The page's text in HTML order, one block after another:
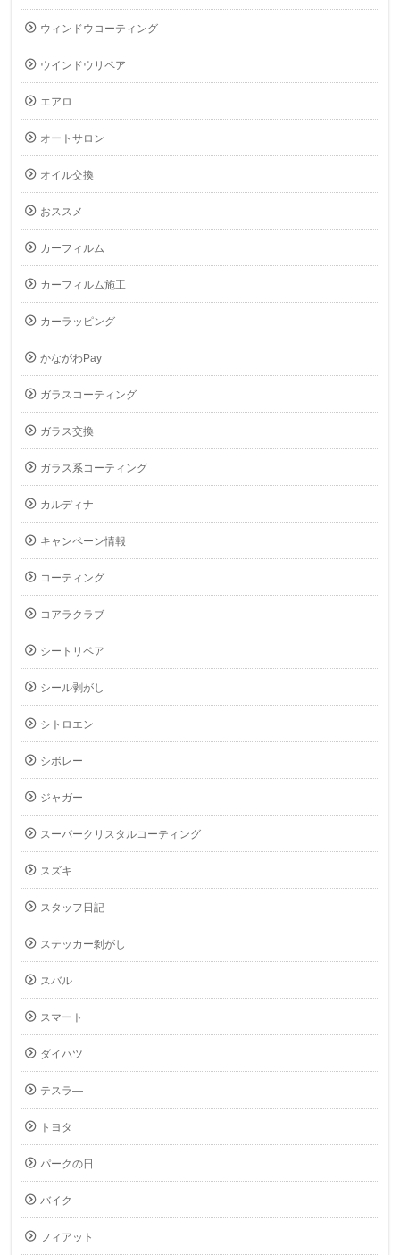
ウィンドウコーティング
ウインドウリペア
エアロ
オートサロン
オイル交換
おススメ
カーフィルム
カーフィルム施工
カーラッピング
かながわPay
ガラスコーティング
ガラス交換
ガラス系コーティング
カルディナ
キャンペーン情報
コーティング
コアラクラブ
シートリペア
シール剥がし
シトロエン
シボレー
ジャガー
スーパークリスタルコーティング
スズキ
スタッフ日記
ステッカー剝がし
スバル
スマート
ダイハツ
テスラ―
トヨタ
パークの日
バイク
フィアット